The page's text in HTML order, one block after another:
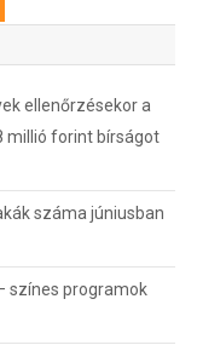
ellenőrzésekor a
millió forint bírságot
száma júniusban
színes programok